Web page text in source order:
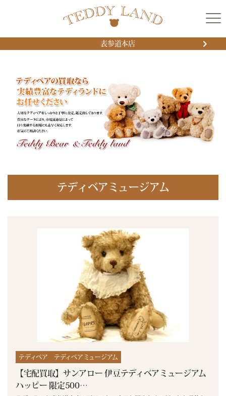
表参道本店
テディベアミュージアム
テディベア テディベアミュージアム
【宅配買取】サンアロー 伊豆テディベアミュージアム
ハッピー 限定500…